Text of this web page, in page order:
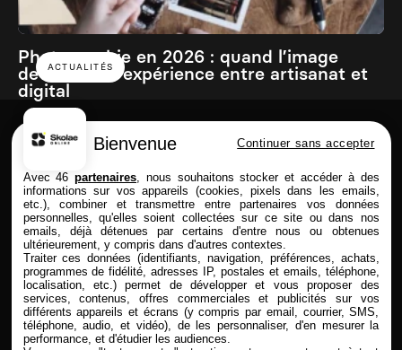
ACTUALITÉS
Photographie en 2026 : quand l’image
devient une expérience entre artisanat et
digital
FORMATIONS
Commerce & Achat
Design & Photo
Comptabilité & Finance
Immobilier
Marketing & Communication
SKOLAE ONLINE
Présentation
Enseignement à distance
Admission & Financement
Alternance & entreprise
Rythmes & contrats
Continuer sans accepter
Bienvenue
Avec 46partenaires , nous souhaitons stocker et accéder à des
informations sur vos appareils (cookies, pixels dans les emails,
etc.), combiner et transmettre entre partenaires vos données
personnelles, qu'elles soient collectées sur ce site ou dans nos
emails, déjà détenues par certains d'entre nous ou obtenues
ultérieurement, y compris dans d'autres contextes.
Traiter ces données (identifiants, navigation, préférences, achats,
programmes de fidélité, adresses IP, postales et emails, téléphone,
localisation, etc.) permet de développer et vous proposer des
services, contenus, offres commerciales et publicités sur vos
différents appareils et écrans (y compris par email, courrier, SMS,
téléphone, audio, et vidéo), de les personnaliser, d'en mesurer la
performance, et d'étudier les audiences.